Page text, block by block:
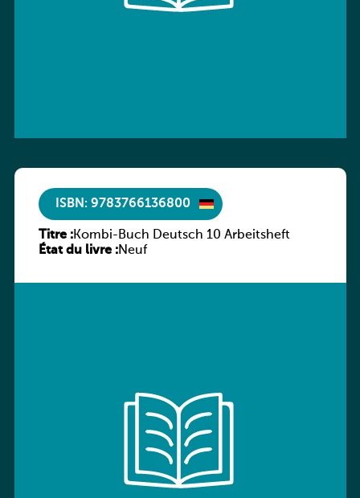
ISBN: 9783766136800
Titre :Kombi-Buch Deutsch 10 Arbeitsheft
État du livre :Neuf